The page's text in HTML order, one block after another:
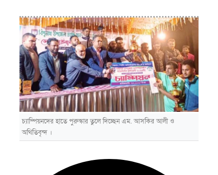
চ্যাম্পিয়নদের হাতে পুরুস্কার তুলে দিচ্ছেন এম. আসকির আলী ও
অথিতিবৃন্দ ।